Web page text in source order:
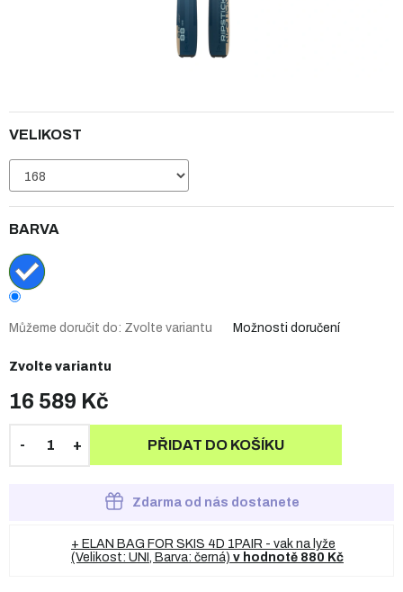
16 589 Kč
Zvolte variantu
VELIKOST
BARVA
Můžeme doručit do: Zvolte variantu Možnosti doručení
PŘIDAT DO KOŠÍKU
Zdarma od nás dostanete
+ ELAN BAG FOR SKIS 4D 1PAIR - vak na lyže
(Velikost: UNI, Barva: černá) v hodnotě 880 Kč